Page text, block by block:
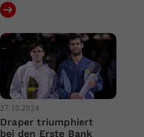
27.10.2024
Draper triumphiert
bei den Erste Bank